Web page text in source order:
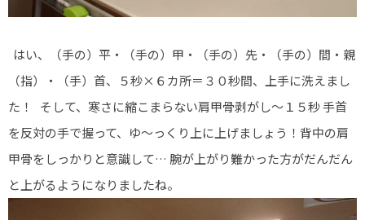
はい、（手の）平・（手の）甲・（手の）先・（手の）間・親
（指）・（手）首、５秒×６カ所＝３０秒間、上手に洗えまし
た！ そして、寒さに縮こまらない肩甲骨剥がし～１５秒 手首
を反対の手で握って、ゆ～っくり上に上げましょう！背中の肩
甲骨をしっかりと意識して… 腕が上がり難かった方がだんだん
と上がるようになりましたね。